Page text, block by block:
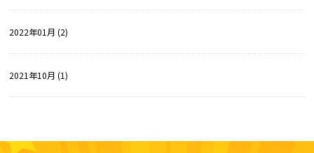
2022年01月 (2)
2021年10月 (1)